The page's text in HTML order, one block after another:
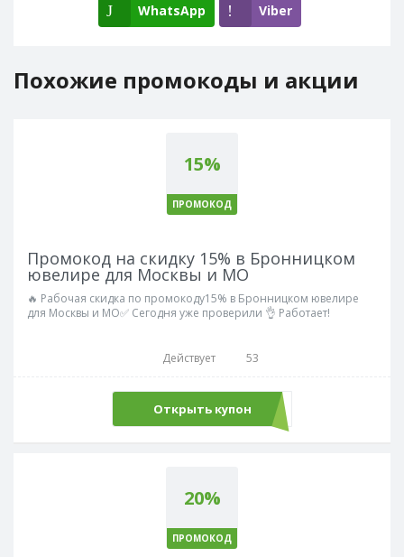
WhatsApp Viber
Похожие промокоды и акции
15%
ПРОМОКОД
Промокод на скидку 15% в Бронницком
ювелире для Москвы и МО
🔥 Рабочая скидка по промокоду15% в Бронницком ювелире
для Москвы и МО✅ Сегодня уже проверили 👌 Работает!
Действует 53
Открыть купонРУБИН
20%
ПРОМОКОД